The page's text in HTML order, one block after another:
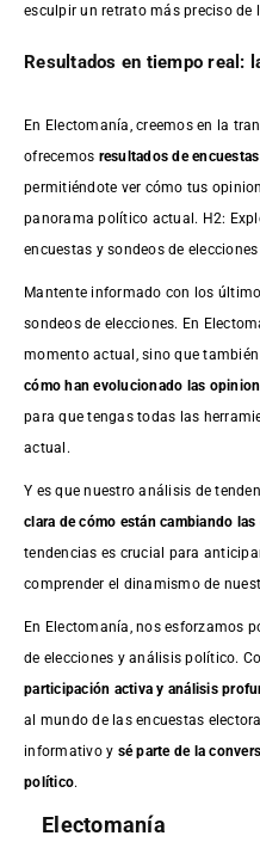
esculpir un retrato más preciso de
Resultados en tiempo real:
En Electomanía, creemos en la
ofrecemos resultados deencuestas
permitiéndote ver cómo tus
panorama político actual. H2:
encuestas y sondeos de elecciones
Mantente informado con los
sondeos de elecciones. En
momento actual, sino que
cómo han evolucionado las
para que tengas todas las
actual.
Y es que nuestro análisis de
clara de cómo están cambiando
tendencias es crucial para
comprender el dinamismo de
En Electomanía, nos esforzamos
de elecciones y análisis político.
participación activa y análisis
al mundo de las encuestas
informativo y sé parte de la
político.
Electomanía